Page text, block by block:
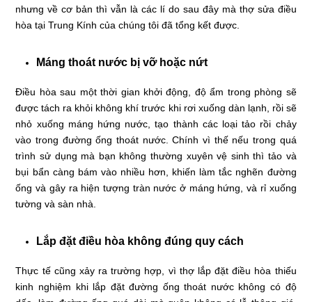
nhưng về cơ bản thì vẫn là các lí do sau đây mà thợ sửa điều
hòa tại Trung Kính của chúng tôi đã tổng kết được.
Máng thoát nước bị vỡ hoặc nứt
Điều hòa sau một thời gian khởi động, độ ẩm trong phòng sẽ
được tách ra khỏi không khí trước khi rơi xuống dàn lạnh, rồi sẽ
nhỏ xuống máng hứng nước, tạo thành các loại tảo rồi chảy
vào trong đường ống thoát nước. Chính vì thế nếu trong quá
trình sử dụng mà bạn không thường xuyên vệ sinh thì tảo và
bụi bẩn càng bám vào nhiều hơn, khiến làm tắc nghẽn đường
ống và gây ra hiện tượng tràn nước ở máng hứng, và rỉ xuống
tường và sàn nhà.
Lắp đặt điều hòa không đúng quy cách
Thực tế cũng xảy ra trường hợp, vì thợ lắp đặt điều hòa thiếu
kinh nghiệm khi lắp đặt đường ống thoát nước không có độ